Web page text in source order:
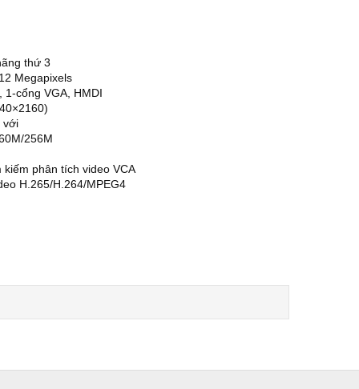
thứ 3
Megapixels
1-cổng VGA, HMDI
với
256M
phân tích video VCA
H.265/H.264/MPEG4